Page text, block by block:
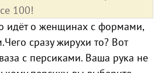
100!
идёт о женщинах с формами,
сразу жирухи то? Вот
с персиками. Ваша рука не